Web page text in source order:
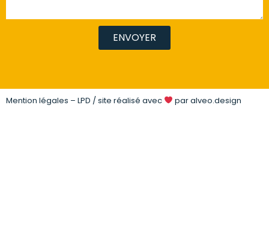
ENVOYER
Mention légales – LPD / site réalisé avec paralveo.design